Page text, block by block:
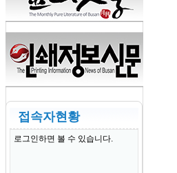
접속자현황
로그인하면 볼 수 있습니다.